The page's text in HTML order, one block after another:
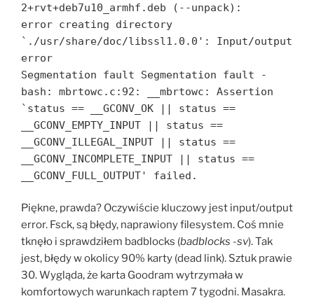
2+rvt+deb7u10_armhf.deb (--unpack):
error creating directory
`./usr/share/doc/libssl1.0.0': Input/output
error
Segmentation fault Segmentation fault -
bash: mbrtowc.c:92: __mbrtowc: Assertion
`status == __GCONV_OK || status ==
__GCONV_EMPTY_INPUT || status ==
__GCONV_ILLEGAL_INPUT || status ==
__GCONV_INCOMPLETE_INPUT || status ==
__GCONV_FULL_OUTPUT' failed.
Piękne, prawda? Oczywiście kluczowy jest input/output
error. Fsck, są błędy, naprawiony filesystem. Coś mnie
tknęło i sprawdziłem badblocks (badblocks -sv). Tak
jest, błędy w okolicy 90% karty (dead link). Sztuk prawie
30. Wygląda, że karta Goodram wytrzymała w
komfortowych warunkach raptem 7 tygodni. Masakra.